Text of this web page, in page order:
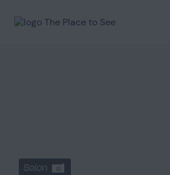
contenuInstagram
Pinterest
LinkedIn
Salon 8